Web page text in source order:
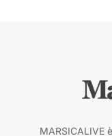
MARSICALIVE